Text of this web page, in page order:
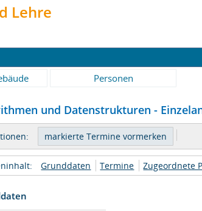
Lehre
Personen
und Datenstrukturen -
Grunddaten Termine Zugeordnete